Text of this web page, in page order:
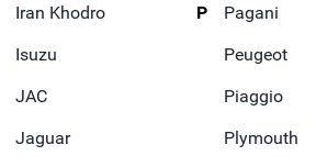
Iran Khodro
Isuzu
JAC
Jaguar
P
Pagani
Peugeot
Piaggio
Plymouth